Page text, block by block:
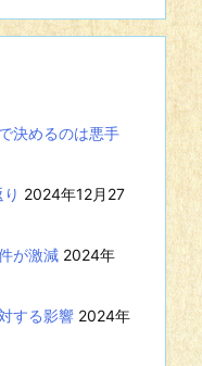
決めるのは悪手
2024年12月27
が激減 2024年
する影響 2024年